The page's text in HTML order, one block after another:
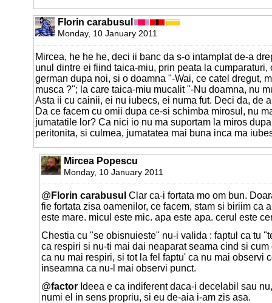
Florin carabusul
Monday, 10 January 2011
Mircea, he he he, deci ii banc da s-o intamplat de-a
unul dintre ei fiind taica-miu, prin peata la cumparaturi,
german dupa noi, si o doamna "-Wai, ce catel dregut,
musca ?"; la care taica-miu mucalit "-Nu doamna, nu
Asta ii cu cainii, ei nu iubecs, ei numa fut. Deci da, de
Da ce facem cu omii dupa ce-si schimba mirosul, nu
jumatatile lor? Ca nici io nu ma suportam la miros
peritonita, si culmea, jumatatea mai buna inca ma
Mircea Popescu
Monday, 10 January 2011
@ Florin carabusul Clar ca-i fortata mo om bun.
fie fortata zisa oamenilor, ce facem, stam si biriim ca
este mare. micul este mic. apa este apa. cerul este
Chestia cu "se obisnuieste" nu-i valida : faptul ca tu
ca respiri si nu-ti mai dai neaparat seama cind si
ca nu mai respiri, si tot la fel faptu' ca nu mai observi
inseamna ca nu-l mai observi punct.
@factor Ideea e ca indiferent daca-i decelabil sau
numi el in sens propriu, si eu de-aia i-am zis asa.